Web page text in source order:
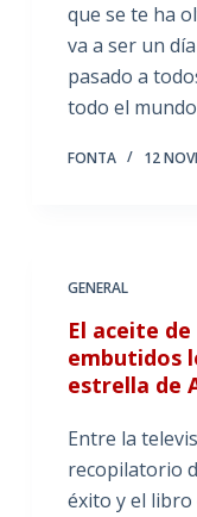
que se te ha
va a ser un
pasado a
todo el
FONTA 12
GENERAL
El aceite
embutidos
estrella de
Entre la
recopilatorio
éxito y el libro